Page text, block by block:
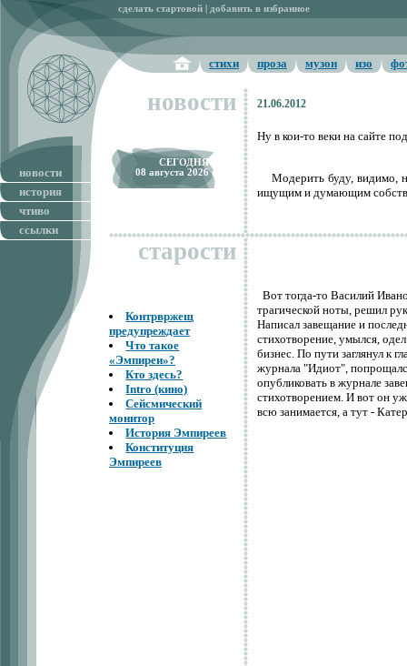
сделать стартовой добавить в избранное
стихи проза музон изо
новости
история
чтиво
ссылки
новости
CЕГОДНЯ
08 августа 2026 г.
21.06.2012
Ну в кои-то веки на сайте
Модерить буду, видимо,
ищущим и думающим
старости
Контрвржещ
предупреждает
Что такое
«Эмпиреи»?
Кто здесь?
Intro (кино)
Сейсмический
монитор
История Эмпиреев
Конституция
Эмпиреев
Вот тогда-то Василий
трагической ноты, решил
Написал завещание и
стихотворение, умылся,
бизнес. По пути заглянул к
журнала "Идиот",
опубликовать в журнале
стихотворением. И вот он
всю занимается, а тут -